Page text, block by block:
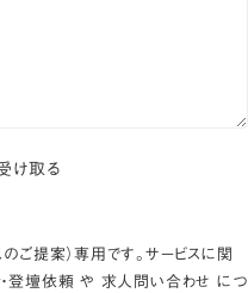
け取る
ご提案）専用です。サービスに関
登壇依頼や 求人問い合わせ につ